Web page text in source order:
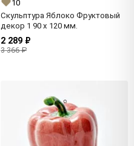
10
Скульптура Яблоко Фруктовый
декор 1 90 x 120 мм.
2 289 ₽
3 366 ₽